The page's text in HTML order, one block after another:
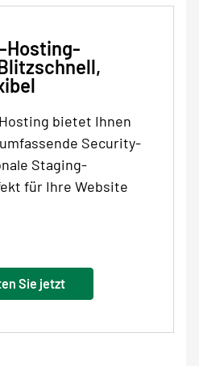
Hosting-
bietet Ihnen
Security-
Staging-
für Ihre Website
Sie jetzt